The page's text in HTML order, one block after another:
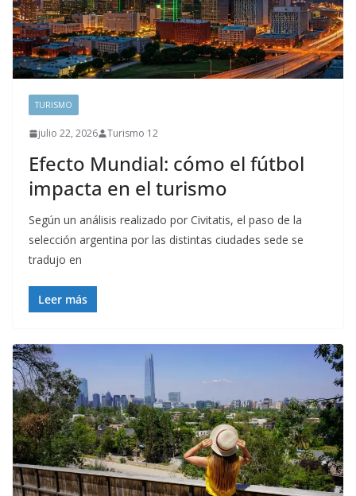
TURISMO
julio 22, 2026 Turismo 12
Efecto Mundial: cómo el fútbol
impacta en el turismo
Según un análisis realizado por Civitatis, el paso de la
selección argentina por las distintas ciudades sede se
tradujo en
Leer más